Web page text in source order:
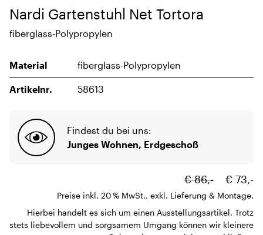
Nardi Gartenstuhl Net Tortora
fiberglass-Polypropylen
Material fiberglass-Polypropylen
Artikelnr. 58613
Findest du bei uns:
Junges Wohnen, Erdgeschoß
€ 86,- € 73,-
Preise inkl. 20 % MwSt., exkl. Lieferung & Montage.
Hierbei handelt es sich um einen Ausstellungsartikel. Trotz
stets liebevollem und sorgsamem Umgang können wir kleinere